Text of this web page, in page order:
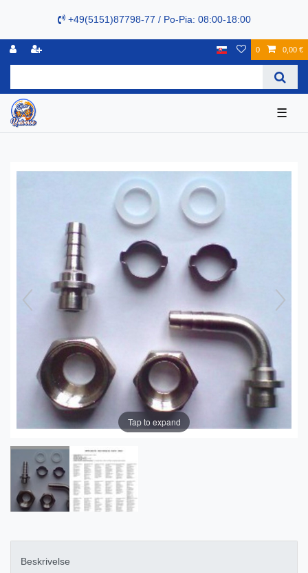
+49(5151)87798-77 / Po-Pia: 08:00-18:00
0 0,00 €
☰
Tap to expand
Beskrivelse